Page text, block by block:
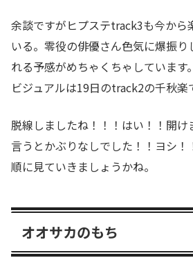
余談ですがヒプステtrack3も今から
いる。零役の俳優さん色気に爆振
れる予感がめちゃくちゃしています
ビジュアルは19日のtrack2の千秋楽
脱線しましたね！！！はい！！開け
言うとかぶりなしでした！！ヨシ！
順に見ていきましょうかね。
オオサカのもち